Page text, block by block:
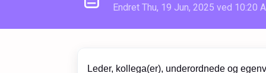
Endret Thu, 19 Jun, 2025 ved 10:20
Leder, kollega(er), underordnede og